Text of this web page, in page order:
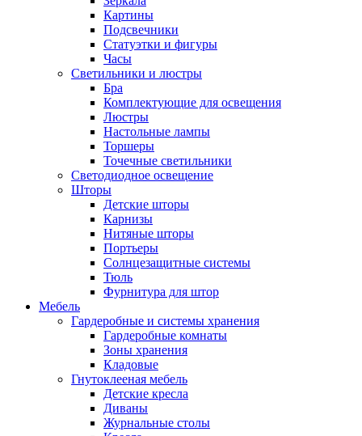
Картины
Подсвечники
Статуэтки и фигуры
Часы
Светильники и люстры
Бра
Комплектующие для освещения
Люстры
Настольные лампы
Торшеры
Точечные светильники
Светодиодное освещение
Шторы
Детские шторы
Карнизы
Нитяные шторы
Портьеры
Солнцезащитные системы
Тюль
Фурнитура для штор
Мебель
Гардеробные и системы хранения
Гардеробные комнаты
Зоны хранения
Кладовые
Гнутоклееная мебель
Детские кресла
Диваны
Журнальные столы